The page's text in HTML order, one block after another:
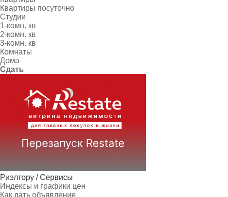
Квартиры посуточно
Студии
1-комн. кв
2-комн. кв
3-комн. кв
Комнаты
Дома
Сдать
Риэлтору / Сервисы
Индексы и графики цен
Как дать объявление